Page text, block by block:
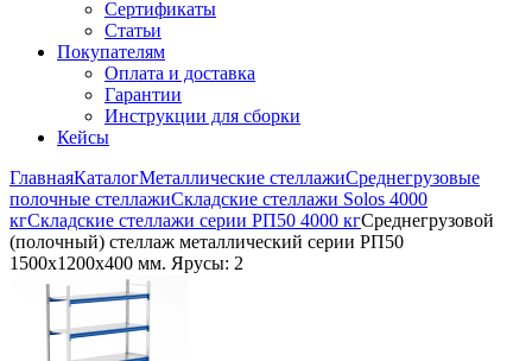
Сертификаты
Статьи
Покупателям
Оплата и доставка
Гарантии
Инструкции для сборки
Кейсы
ГлавнаяКаталогМеталлические стеллажиСреднегрузовые
полочные стеллажиСкладские стеллажи Solos 4000
кгСкладские стеллажи серии РП50 4000 кгСреднегрузовой
(полочный) стеллаж металлический серии РП50
1500х1200х400 мм. Ярусы: 2